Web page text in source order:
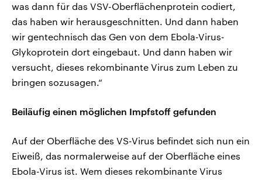
was dann für das VSV-Oberflächenprotein codiert,
das haben wir herausgeschnitten. Und dann haben
wir gentechnisch das Gen von dem Ebola-Virus-
Glykoprotein dort eingebaut. Und dann haben wir
versucht, dieses rekombinante Virus zum Leben zu
bringen sozusagen.“
Beiläufig einen möglichen Impfstoff gefunden
Auf der Oberfläche des VS-Virus befindet sich nun ein
Eiweiß, das normalerweise auf der Oberfläche eines
Ebola-Virus ist. Wem dieses rekombinante Virus